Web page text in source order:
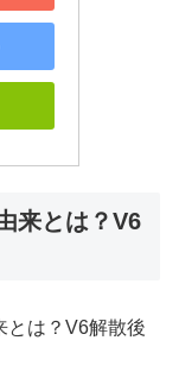
来とは？V6
とは？V6解散後